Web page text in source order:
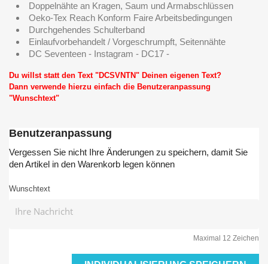
Doppelnähte an Kragen, Saum und Armabschlüssen
Oeko-Tex Reach Konform Faire Arbeitsbedingungen
Durchgehendes Schulterband
Einlaufvorbehandelt / Vorgeschrumpft, Seitennähte
DC Seventeen - Instagram - DC17 -
Du willst statt den Text "DCSVNTN" Deinen eigenen Text?
Dann verwende hierzu einfach die Benutzeranpassung
"Wunschtext"
Benutzeranpassung
Vergessen Sie nicht Ihre Änderungen zu speichern, damit Sie
den Artikel in den Warenkorb legen können
Wunschtext
Maximal 12 Zeichen